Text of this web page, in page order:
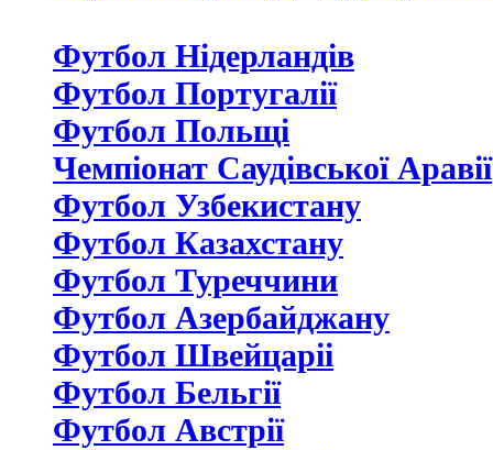
Футбол Нідерландiв
Футбол Португалії
Футбол Польщі
Чемпіонат Саудівської Аравії
Футбол Узбекистану
Футбол Казахстану
Футбол Туреччини
Футбол Азербайджану
Футбол Швейцаріі
Футбол Бельгії
Футбол Австрії